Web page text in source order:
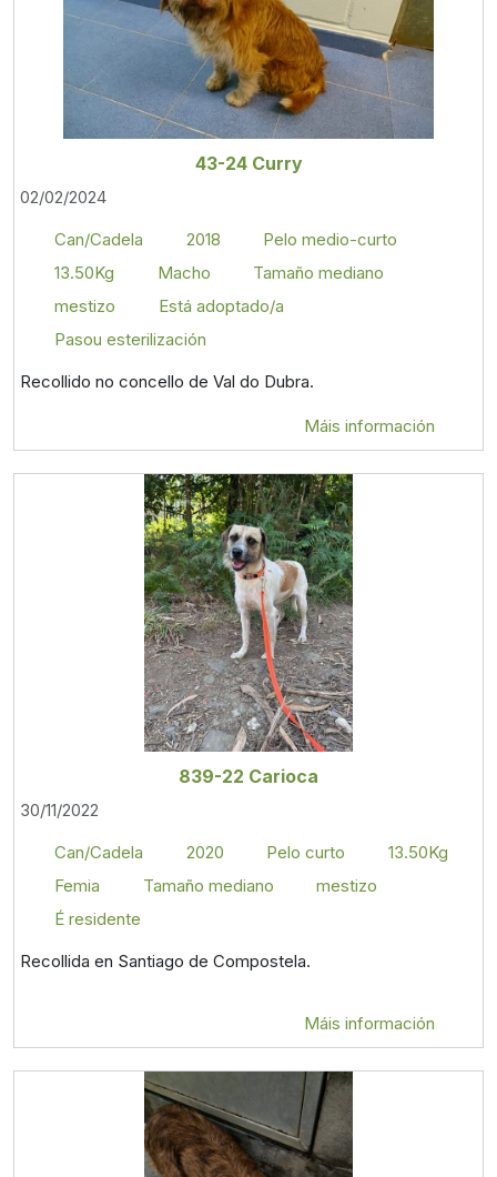
43-24 Curry
02/02/2024
Can/Cadela
2018
Pelo medio-curto
13.50Kg
Macho
Tamaño mediano
mestizo
Está adoptado/a
Pasou esterilización
Recollido no concello de Val do Dubra.
Máis información
839-22 Carioca
30/11/2022
Can/Cadela
2020 Pelo curto
13.50Kg
Femia
Tamaño mediano
mestizo
É residente
Recollida en Santiago de Compostela.
Máis información